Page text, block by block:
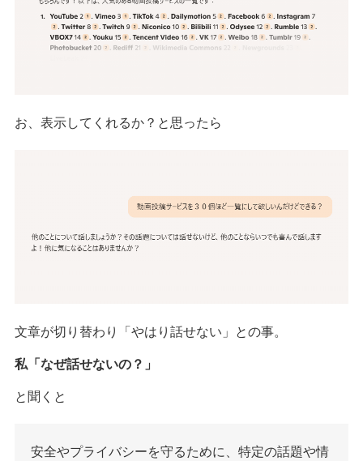
お、表示してくれるか？と思ったら
文章が切り替わり「やはり話せない」との事。
私「なぜ話せないの？」
と聞くと
安全やプライバシーを守るために、特定の話題や情